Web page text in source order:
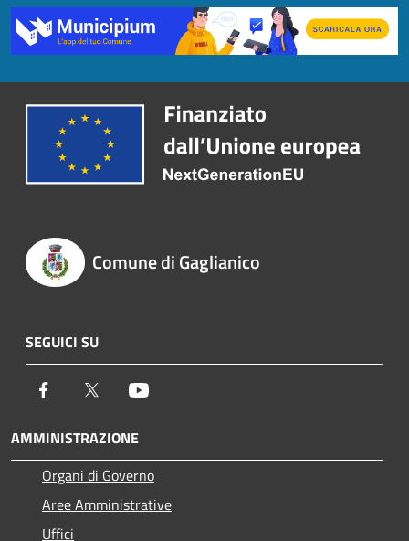
Comune di Gaglianico
SEGUICI SU
Facebook Twitter
AMMINISTRAZIONE
Organi di Governo
Aree Amministrative
Uffici